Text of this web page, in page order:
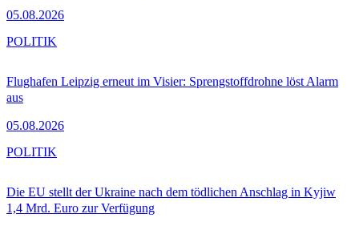
05.08.2026
Flughafen Leipzig erneut im Visier: Sprengstoffdrohne löst Alarm
aus
05.08.2026
POLITIK
Die EU stellt der Ukraine nach dem tödlichen Anschlag in Kyjiw
1,4 Mrd. Euro zur Verfügung
POLITIK